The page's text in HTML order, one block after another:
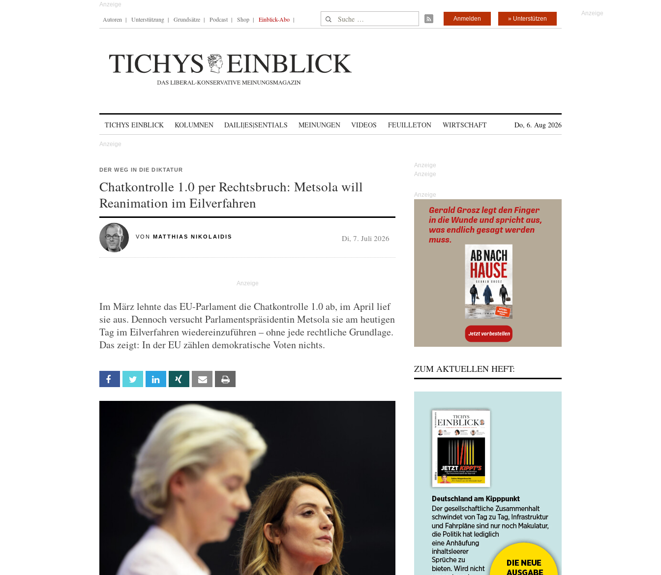
Autoren Unterstützung Grundsätze Podcast Shop Einblick-Abo Suche nach: » Unterstützen
Anmelden
TICHYS EINBLICK KOLUMNEN DAILI|ES|SENTIALS MEINUNGEN VIDEOS FEUILLETON WIRTSCHAFT Do, 6. Aug 2026
DER WEG IN DIE DIKTATUR
Chatkontrolle 1.0 per Rechtsbruch: Metsola will
Reanimation im Eilverfahren
VON MATTHIAS NIKOLAIDIS Di, 7. Juli 2026
Im März lehnte das EU-Parlament die Chatkontrolle 1.0 ab, im April lief
sie aus. Dennoch versucht Parlamentspräsidentin Metsola sie am heutigen
Tag im Eilverfahren wiedereinzuführen – ohne jede rechtliche Grundlage.
Das zeigt: In der EU zählen demokratische Voten nichts.
Facebook Twitter Linkedin Xing Email
Anzeige
ZUM AKTUELLEN HEFT: